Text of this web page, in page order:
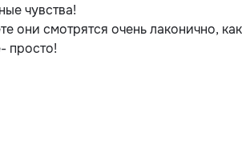
чувства!
они смотрятся очень лаконично,
просто!